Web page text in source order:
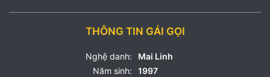
THÔNG TIN GÁI GỌI
Nghệ danh:
Mai Linh
Năm sinh:
1997